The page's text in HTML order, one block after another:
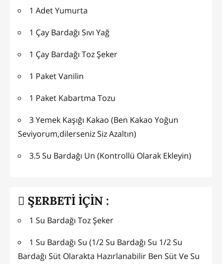
1 Adet Yumurta
1 Çay Bardağı Sıvı Yağ
1 Çay Bardağı Toz Şeker
1 Paket Vanilin
1 Paket Kabartma Tozu
3 Yemek Kaşığı Kakao (Ben Kakao Yoğun
Seviyorum,dilerseniz Siz Azaltın)
3.5 Su Bardağı Un (Kontrollü Olarak Ekleyin)
ŞERBETİ İÇİN :
1 Su Bardağı Toz Şeker
1 Su Bardağı Su (1/2 Su Bardağı Su 1/2 Su
Bardağı Süt Olarakta Hazırlanabilir Ben Süt Ve Su